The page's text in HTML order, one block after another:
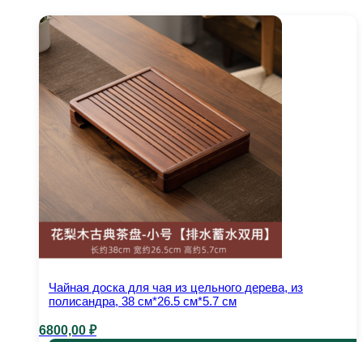
Чайная доска для чая из цельного дерева, из
полисандра, 38 см*26.5 см*5.7 см
6800,00 ₽